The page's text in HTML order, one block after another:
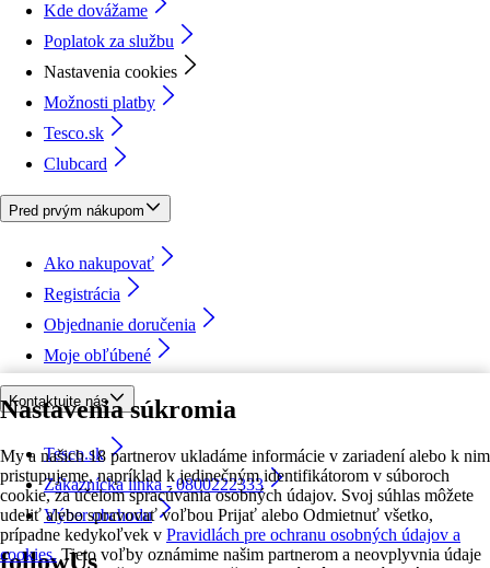
Nastavenia súkromia
My a našich 18 partnerov ukladáme informácie v zariadení alebo k nim
pristupujeme, napríklad k jedinečným identifikátorom v súboroch
cookie, za účelom spracúvania osobných údajov. Svoj súhlas môžete
udeliť alebo spravovať voľbou Prijať alebo Odmietnuť všetko,
prípadne kedykoľvek v Pravidlách pre ochranu osobných údajov a
cookies. Tieto voľby oznámime našim partnerom a neovplyvnia údaje
Kde dovážame
Poplatok za službu
Nastavenia cookies
Možnosti platby
Tesco.sk
Clubcard
Pred prvým nákupom
Ako nakupovať
Registrácia
Objednanie doručenia
Moje obľúbené
Kontaktujte nás
Tesco.sk
Zákaznícka linka - 0800222333
Výber obchodu
followUs